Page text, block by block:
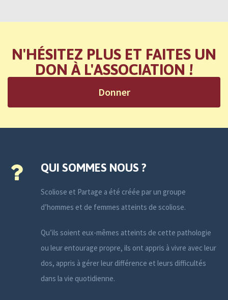
N'HÉSITEZ PLUS ET FAITES UN
DON À L'ASSOCIATION !
Donner
QUI SOMMES NOUS ?
Scoliose et Partage a été créée par un groupe
d’hommes et de femmes atteints de scoliose.
Qu’ils soient eux-mêmes atteints de cette pathologie
ou leur entourage propre, ils ont appris à vivre avec leur
dos, appris à gérer leur différence et leurs difficultés
dans la vie quotidienne.